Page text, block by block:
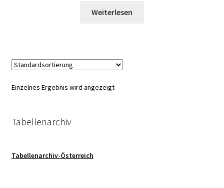
Weiterlesen
Einzelnes Ergebnis wird angezeigt
Tabellenarchiv
Tabellenarchiv-Österreich